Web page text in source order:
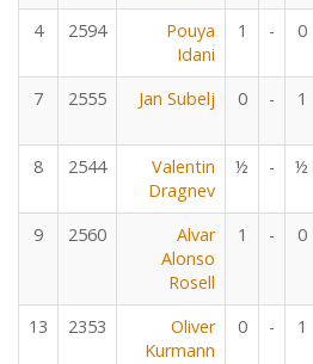
4 2594
Pouya
Idani
1 - 0
7 2555 Jan Subelj 0 - 1
8 2544
Valentin
Dragnev
½ - ½
9 2560
Alvar
Alonso
Rosell
1 - 0
13 2353
Oliver
Kurmann
0 - 1